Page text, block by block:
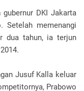
DKI Jakarta
memenangi
dua tahun, ia terjun
Jusuf Kalla keluar
Prabowo